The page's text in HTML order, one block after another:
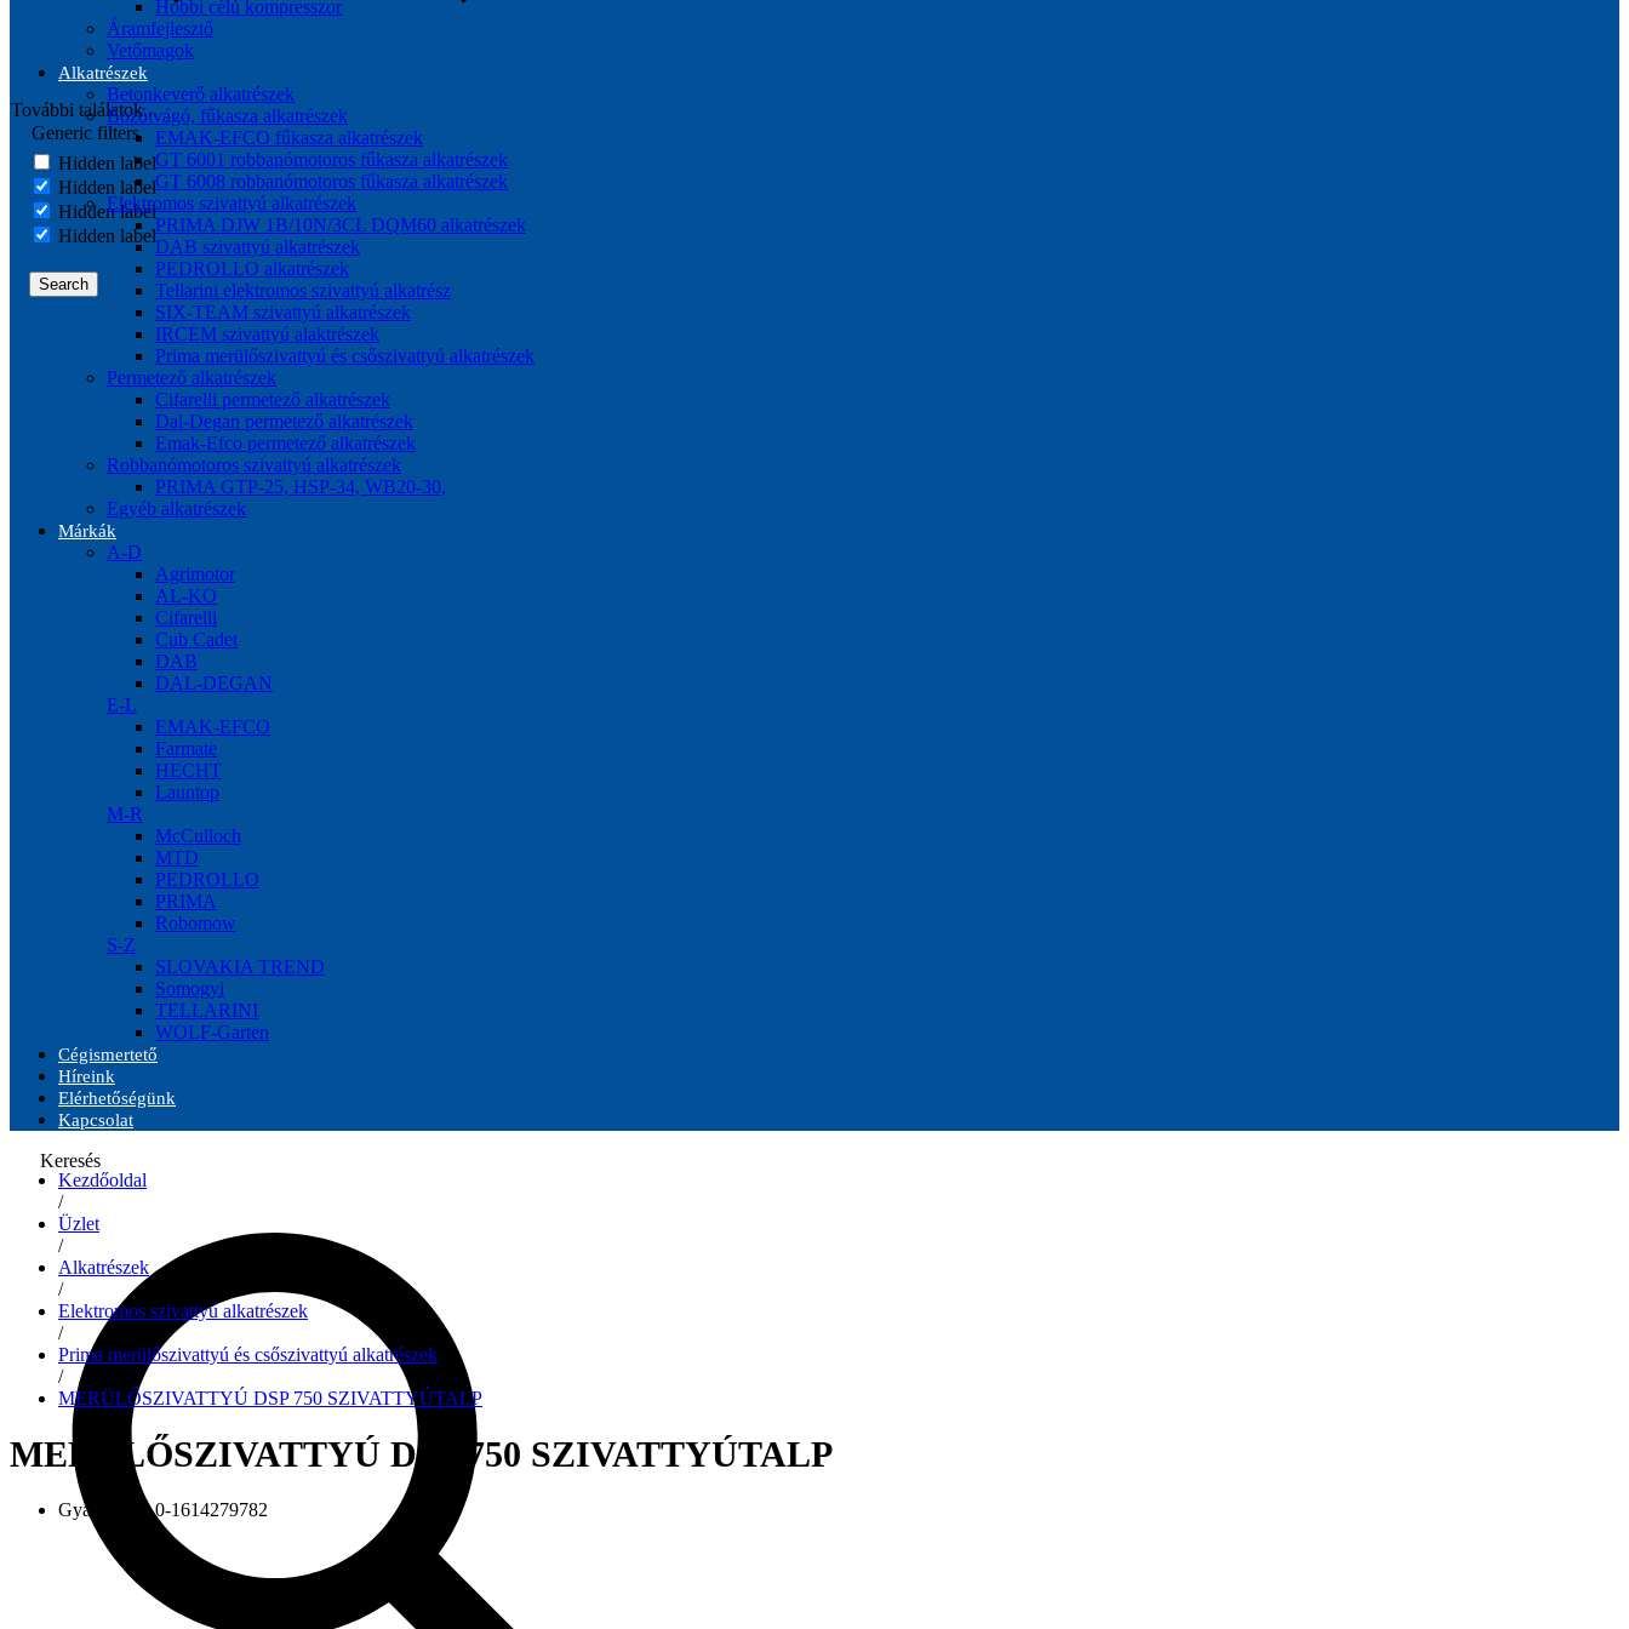
További találatok...
Generic filters
Hidden label
Hidden label
Hidden label
Hidden label
Search
Hobbi célú kompresszor
Áramfejlesztő
Vetőmagok
Alkatrészek
Betonkeverő alkatrészek
Bozótvágó, fűkasza alkatrészek
EMAK-EFCO fűkasza alkatrészek
GT 6001 robbanómotoros fűkasza alkatrészek
GT 6008 robbanómotoros fűkasza alkatrészek
Elektromos szivattyú alkatrészek
PRIMA DJW 1B/10N/3CL DQM60 alkatrészek
DAB szivattyú alkatrészek
PEDROLLO alkatrészek
Tellarini elektromos szivattyú alkatrész
SIX-TEAM szivattyú alkatrészek
IRCEM szivattyú alaktrészek
Prima merülőszivattyú és csőszivattyú alkatrészek
Permetező alkatrészek
Cifarelli permetező alkatrészek
Dal-Degan permetező alkatrészek
Emak-Efco permetező alkatrészek
Robbanómotoros szivattyú alkatrészek
PRIMA GTP-25, HSP-34, WB20-30,
Egyéb alkatrészek
Márkák
A-D
Agrimotor
AL-KO
Cifarelli
Cub Cadet
DAB
DAL-DEGAN
E-L
EMAK-EFCO
Farmate
HECHT
Launtop
M-R
McCulloch
MTD
PEDROLLO
PRIMA
Robomow
S-Z
SLOVAKIA TREND
Somogyi
TELLARINI
WOLF-Garten
Cégismertető
Híreink
Elérhetőségünk
Kapcsolat
Keresés
Kezdőoldal
/
Üzlet
/
Alkatrészek
/
Elektromos szivattyú alkatrészek
/
Prima merülőszivattyú és csőszivattyú alkatrészek
/
MERÜLŐSZIVATTYÚ DSP 750 SZIVATTYÚTALP
MERÜLŐSZIVATTYÚ DSP 750 SZIVATTYÚTALP
Gyári szám:0-1614279782